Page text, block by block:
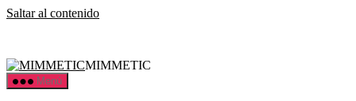
Saltar al contenido
MIMMETIC
Menú